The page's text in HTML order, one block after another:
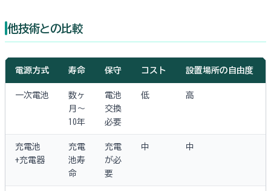
他技術との比較
電源方式 寿命 保守 コスト 設置場所の自由度
一次電池
数ヶ
月〜
10年
電池
交換
必要
低 高
充電池
+充電器
充電
池寿
命
充電
が必
要
中 中